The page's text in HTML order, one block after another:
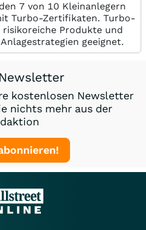
7 von 10 Kleinanlegern
Turbo-Zertifikaten. Turbo-
Produkte und
geeignet.
Newsletter
kostenlosen Newsletter
nichts mehr aus der